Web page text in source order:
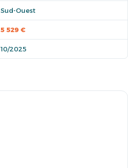
Sud-Ouest
5 529 €
10/2025